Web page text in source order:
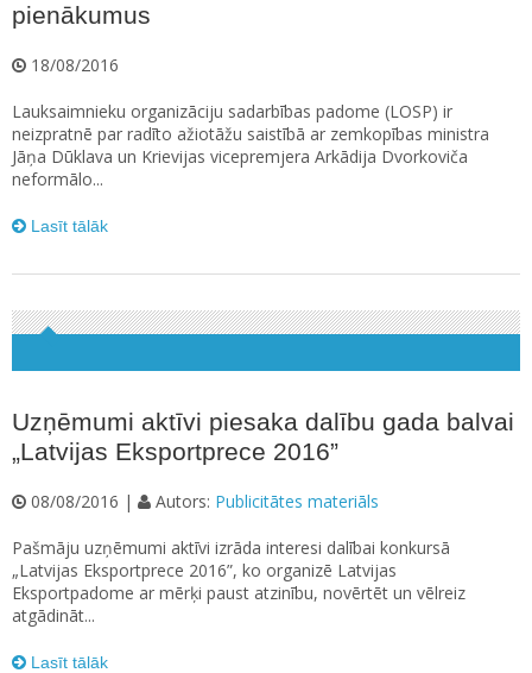
pienākumus
18/08/2016
Lauksaimnieku organizāciju sadarbības padome (LOSP) ir
neizpratnē par radīto ažiotāžu saistībā ar zemkopības ministra
Jāņa Dūklava un Krievijas vicepremjera Arkādija Dvorkoviča
neformālo...
Lasīt tālāk
Uzņēmumi aktīvi piesaka dalību gada balvai
„Latvijas Eksportprece 2016”
08/08/2016 | Autors: Publicitātes materiāls
Pašmāju uzņēmumi aktīvi izrāda interesi dalībai konkursā
„Latvijas Eksportprece 2016”, ko organizē Latvijas
Eksportpadome ar mērķi paust atzinību, novērtēt un vēlreiz
atgādināt...
Lasīt tālāk